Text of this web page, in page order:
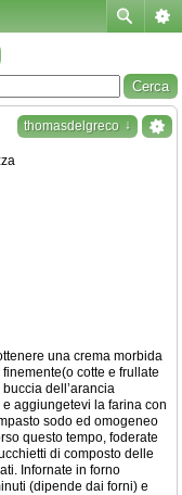
thomasdelgreco ↓
una crema morbida
cotte e frullate
dell’arancia
aggiungetevi la farina con
sodo ed omogeneo
questo tempo, foderate
di composto delle
Infornate in forno
(dipende dai forni) e